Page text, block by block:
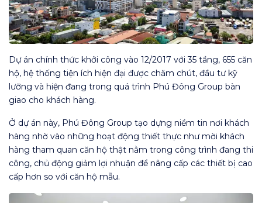
Dự án chính thức khởi công vào 12/2017 với 35 tầng, 655 căn
hộ, hệ thống tiện ích hiện đại được chăm chút, đầu tư kỹ
lưỡng và hiện đang trong quá trình Phú Đông Group bàn
giao cho khách hàng.
Ở dự án này, Phú Đông Group tạo dựng niềm tin nơi khách
hàng nhờ vào những hoạt động thiết thực như mời khách
hàng tham quan căn hộ thật nằm trong công trình đang thi
công, chủ động giảm lợi nhuận để nâng cấp các thiết bị cao
cấp hơn so với căn hộ mẫu.